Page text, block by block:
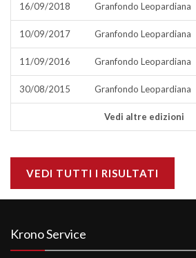
16/09/2018 Granfondo Leopardiana
10/09/2017 Granfondo Leopardiana
11/09/2016 Granfondo Leopardiana
30/08/2015 Granfondo Leopardiana
Vedi altre edizioni
VEDI TUTTI I RISULTATI
Krono Service